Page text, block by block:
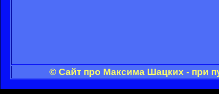
© Сайт про Максима Шацких - при